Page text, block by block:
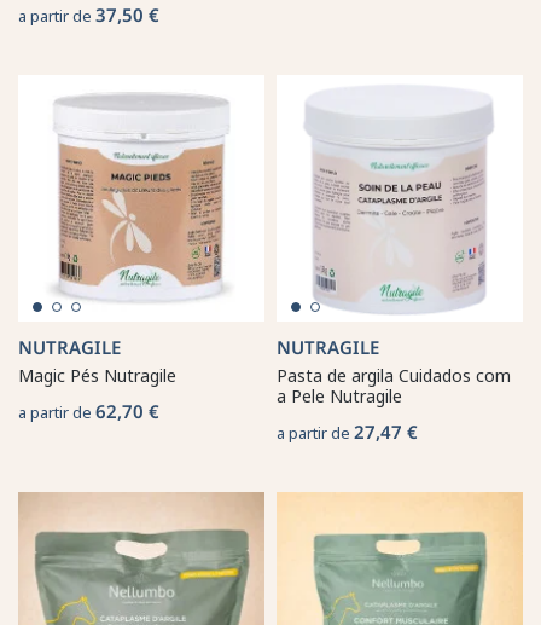
a partir de 37,50 €
NUTRAGILE
Magic Pés Nutragile
a partir de 62,70 €
NUTRAGILE
Pasta de argila Cuidados com
a Pele Nutragile
a partir de 27,47 €